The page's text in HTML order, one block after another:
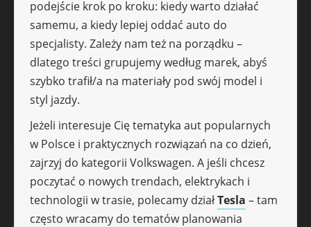
podejście krok po kroku: kiedy warto działać
samemu, a kiedy lepiej oddać auto do
specjalisty. Zależy nam też na porządku –
dlatego treści grupujemy według marek, abyś
szybko trafił/a na materiały pod swój model i
styl jazdy.
Jeżeli interesuje Cię tematyka aut popularnych
w Polsce i praktycznych rozwiązań na co dzień,
zajrzyj do kategorii Volkswagen. A jeśli chcesz
poczytać o nowych trendach, elektrykach i
technologii w trasie, polecamy działTesla – tam
często wracamy do tematów planowania